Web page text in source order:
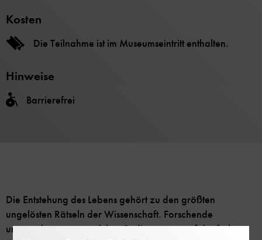
Kosten
Die Teilnahme ist im Museumseintritt enthalten.
Hinweise
Barrierefrei
Die Entstehung des Lebens gehört zu den größten
ungelösten Rätseln der Wissenschaft. Forschende
untersuchen, unter welchen Bedingungen auf der frühen